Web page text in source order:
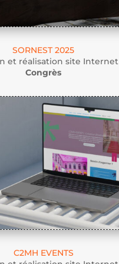
SORNEST 2025
et réalisation site Internet
Congrès
C2MH EVENTS